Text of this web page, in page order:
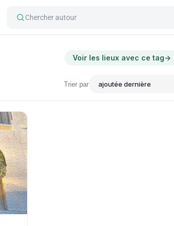
Chercher autour
Voir les lieux avec ce tag→
Trier par